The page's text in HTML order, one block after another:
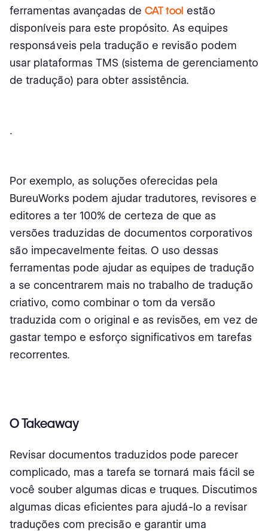
ferramentas avançadas de CAT tool estão
disponíveis para este propósito. As equipes
responsáveis pela tradução e revisão podem
usar plataformas TMS (sistema de gerenciamento
de tradução) para obter assistência.
.
Por exemplo, as soluções oferecidas pela
BureuWorks podem ajudar tradutores, revisores e
editores a ter 100% de certeza de que as
versões traduzidas de documentos corporativos
são impecavelmente feitas. O uso dessas
ferramentas pode ajudar as equipes de tradução
a se concentrarem mais no trabalho de tradução
criativo, como combinar o tom da versão
traduzida com o original e as revisões, em vez de
gastar tempo e esforço significativos em tarefas
recorrentes.
O Takeaway
Revisar documentos traduzidos pode parecer
complicado, mas a tarefa se tornará mais fácil se
você souber algumas dicas e truques. Discutimos
algumas dicas eficientes para ajudá-lo a revisar
traduções com precisão e garantir uma